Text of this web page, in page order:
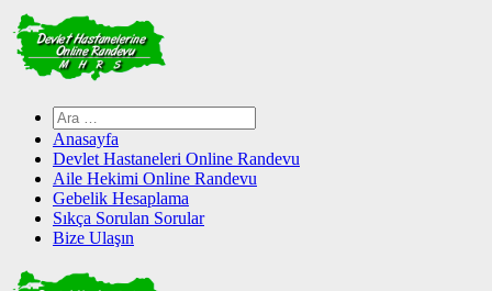
Skip
to
content
Arama:
Anasayfa
Devlet Hastaneleri Online Randevu
Aile Hekimi Online Randevu
Gebelik Hesaplama
Sıkça Sorulan Sorular
Bize Ulaşın